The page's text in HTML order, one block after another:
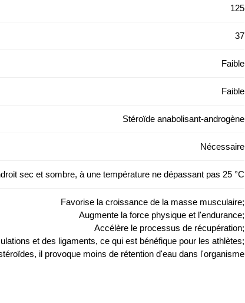
125
37
Faible
Faible
Stéroïde anabolisant-androgène
Nécessaire
sec et sombre, à une température ne dépassant pas 25 °C
Favorise la croissance de la masse musculaire;
Augmente la force physique et l'endurance;
Accélère le processus de récupération;
et des ligaments, ce qui est bénéfique pour les athlètes;
il provoque moins de rétention d'eau dans l'organisme